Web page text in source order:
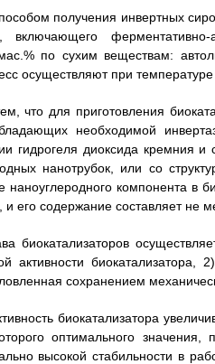
получения инвертных
включающего
по сухим веществам:
осуществляют при
что для приготовления
необходимой
гидрогеля диоксида кремния и
нанотрубок, или со
компонента в
его содержание составляет не
биокатализаторов
активности биокатализатора,
сохранением
биокатализатора
оптимального
высокой стабильности в